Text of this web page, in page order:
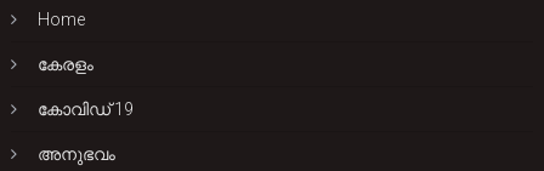
Home
കേരളം
കോവിഡ് 19
അനുഭവം